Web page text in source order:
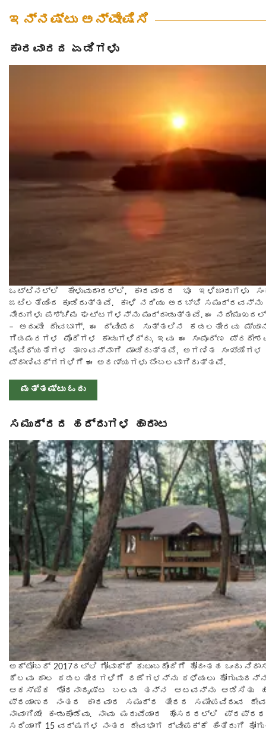
ಇನ್ನಷ್ಟು ಅನ್ವೇಷಿಸಿ
ಕಾರವಾರದ ಏಡಿಗಳು
ಒಟ್ಟಿನಲ್ಲಿ ಹೇಳುವುದಾದಲ್ಲಿ, ಕಾರವಾರದ ಭೂ ಇಳಿಜಾರುಗಳು
ಜಟಿಲತೆಯಿಂದ ಕೂಡಿರುತ್ತವೆ. ಕಾಳಿ ನದಿಯು ಅರಬ್ಭಿ ಸಮುದ್ರವನ್ನು
ನೀರುಗಳು ಪಶ್ಚಿಮ ಘಟ್ಟಗಳನ್ನು ಮುದ್ದಾಡುತ್ತವೆ. ಈ
– ಅದುವೇ ದೇವಬಾಗ್. ಈ ದ್ವೀಪದ ಸುತ್ತಲಿನ ಕಡಲತೀರವು
ಗಿಡಮರಗಳ ಪೊದೆಗಳ ಕಾಡುಗಳಿದ್ದು, ಇವು ಈ ಸಂಪೂರ್ಣ
ವೈವಿಧ್ಯತೆಗಳ ತಾಣವನ್ನಾಗಿ ಮಾಡಿರುತ್ತವೆ, ಅಗಣಿತ ಸಂಖ್ಯೆಗಳ
ಪ್ರಾಣಿವರ್ಗಗಳಿಗೆ ಈ ಅರಣ್ಯಗಳು ಬೆಂಬಲವಾಗಿರುತ್ತವೆ.
ಮತ್ತಷ್ಟು ಓದು
ಸಮುದ್ರದ ಹದ್ದುಗಳ ಹಾರಾಟ
ಅಕ್ಟೋಬರ್ 2017ರಲ್ಲಿ ಗೋವಾಕ್ಕೆ ಕುಟುಂಬದೊಂದಿಗೆ ಹೋದಂತಹ ಒಂದು
ಕೆಲವು ಕಾಲ ಕಡಲತೀರಗಳಿಗೆ ರಜೆಗಳನ್ನು ಕಳೆಯಲು
ಆಕಸ್ಮಿಕ ಶೋಧನಾದೃಷ್ಟ ಬಲವು ತನ್ನ ಆಟವನ್ನು ಆಡಿಸಿತು
ಪ್ರಯಾಣದ ನಂತರ ಕಾರವಾರ ಸಮುದ್ರ ತೀರದ ಸಮೀಪವಿರುವ
ನಾವಾಗಿಯೇ ಕಂಡುಕೊಂಡೆವು. ನಾವು ಮದುವೆಯಾದ ಹೊಸದರಲ್ಲಿ
ಸರಿಯಾಗಿ 15 ವರ್ಷಗಳ ನಂತರ ದೇವಭಾಗ ದ್ವೀಪಕ್ಕೆ ಹಿಂತಿರುಗಿ